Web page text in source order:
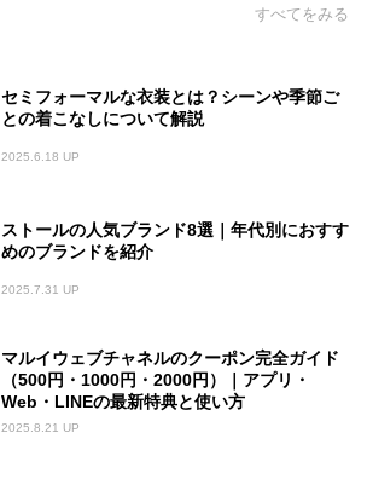
すべてをみる
セミフォーマルな衣装とは？シーンや季節ご
との着こなしについて解説
2025.6.18 UP
ストールの人気ブランド8選｜年代別におすす
めのブランドを紹介
2025.7.31 UP
マルイウェブチャネルのクーポン完全ガイド
（500円・1000円・2000円）｜アプリ・
Web・LINEの最新特典と使い方
2025.8.21 UP